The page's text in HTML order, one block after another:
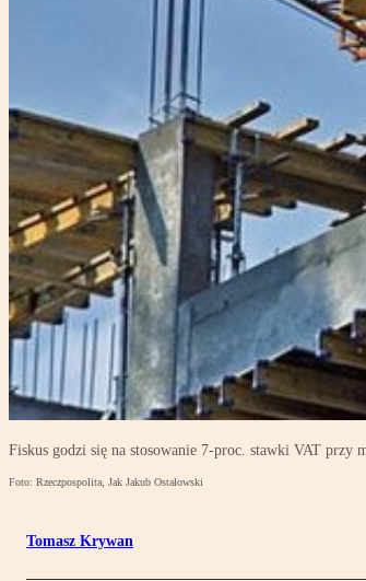
Fiskus godzi się na stosowanie 7-proc. stawki VAT przy
Foto: Rzeczpospolita, Jak Jakub Ostałowski
Tomasz Krywan